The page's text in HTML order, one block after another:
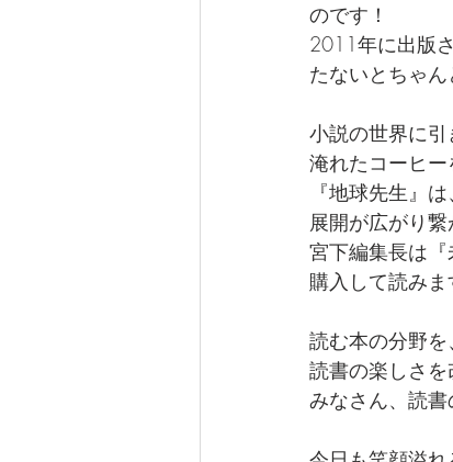
のです！
2011年に出版
たないとちゃ
小説の世界に引
淹れたコーヒー
『地球先生』
展開が広がり繋
宮下編集長は『
購入して読みま
読む本の分野を
読書の楽しさを
みなさん、読書